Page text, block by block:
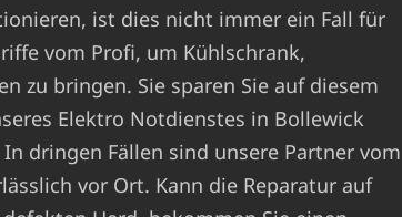
ist dies nicht immer ein Fall für
vom Profi, um Kühlschrank,
zu bringen. Sie sparen Sie auf diesem
Elektro Notdienstes in Bollewick
dringen Fällen sind unsere Partner vom
vor Ort. Kann die Reparatur auf